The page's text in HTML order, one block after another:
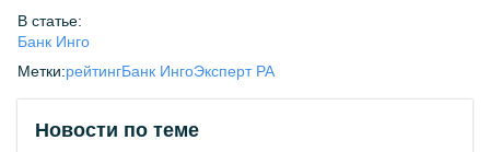
В статье:
Банк Инго
Метки:рейтингБанк ИнгоЭксперт РА
Новости по теме